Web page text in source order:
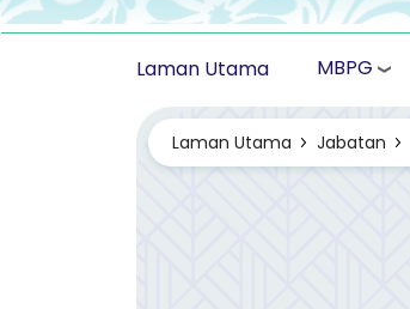
Laman Utama MBPG
Laman Utama Jabatan